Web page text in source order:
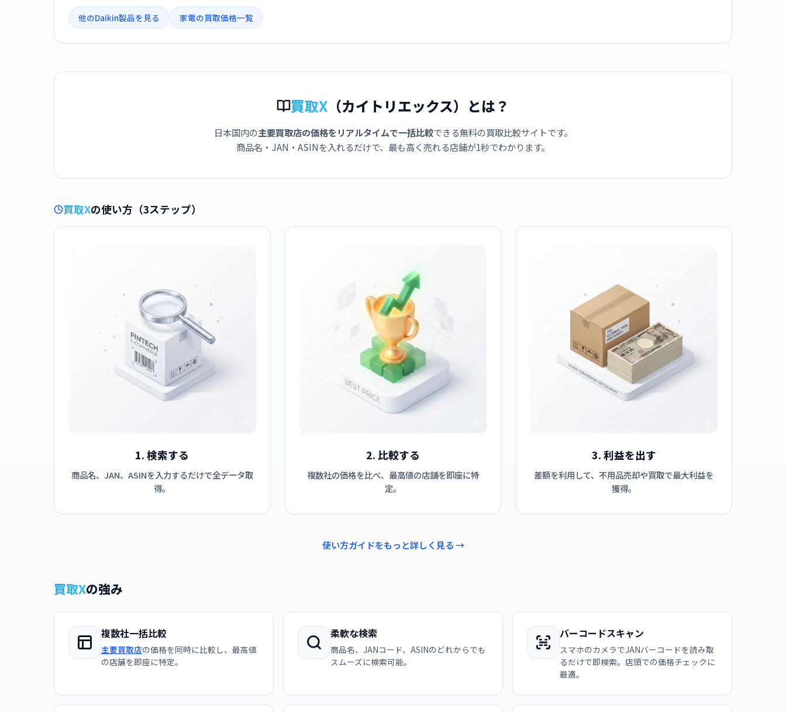
他のDaikin製品を見る 家電の買取価格一覧
買取X （カイトリエックス）とは？
日本国内の主要買取店の価格をリアルタイムで一括比較できる無料の買取比較サイトです。
商品名・JAN・ASINを入れるだけで、最も高く売れる店舗が1秒でわかります。
買取Xの使い方（3ステップ）
1. 検索する
商品名、JAN、ASINを入力するだけで全データ取
得。
2. 比較する
複数社の価格を比べ、最高値の店舗を即座に特
定。
3. 利益を出す
差額を利用して、不用品売却や買取で最大利益を
獲得。
使い方ガイドをもっと詳しく見る →
買取Xの強み
複数社一括比較
主要買取店の価格を同時に比較し、最高値
の店舗を即座に特定。
柔軟な検索
商品名、JANコード、ASINのどれからでも
スムーズに検索可能。
バーコードスキャン
スマホのカメラでJANバーコードを読み取
るだけで即検索。店頭での価格チェックに
最適。